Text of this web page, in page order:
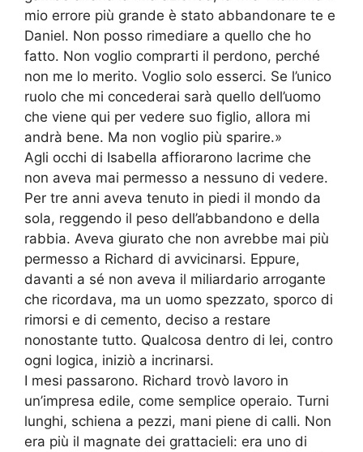
mio errore più grande è stato abbandonare te e
Daniel. Non posso rimediare a quello che ho
fatto. Non voglio comprarti il perdono, perché
non me lo merito. Voglio solo esserci. Se l’unico
ruolo che mi concederai sarà quello dell’uomo
che viene qui per vedere suo figlio, allora mi
andrà bene. Ma non voglio più sparire.»
Agli occhi di Isabella affiorarono lacrime che
non aveva mai permesso a nessuno di vedere.
Per tre anni aveva tenuto in piedi il mondo da
sola, reggendo il peso dell’abbandono e della
rabbia. Aveva giurato che non avrebbe mai più
permesso a Richard di avvicinarsi. Eppure,
davanti a sé non aveva il miliardario arrogante
che ricordava, ma un uomo spezzato, sporco di
rimorsi e di cemento, deciso a restare
nonostante tutto. Qualcosa dentro di lei, contro
ogni logica, iniziò a incrinarsi.
I mesi passarono. Richard trovò lavoro in
un’impresa edile, come semplice operaio. Turni
lunghi, schiena a pezzi, mani piene di calli. Non
era più il magnate dei grattacieli: era uno di